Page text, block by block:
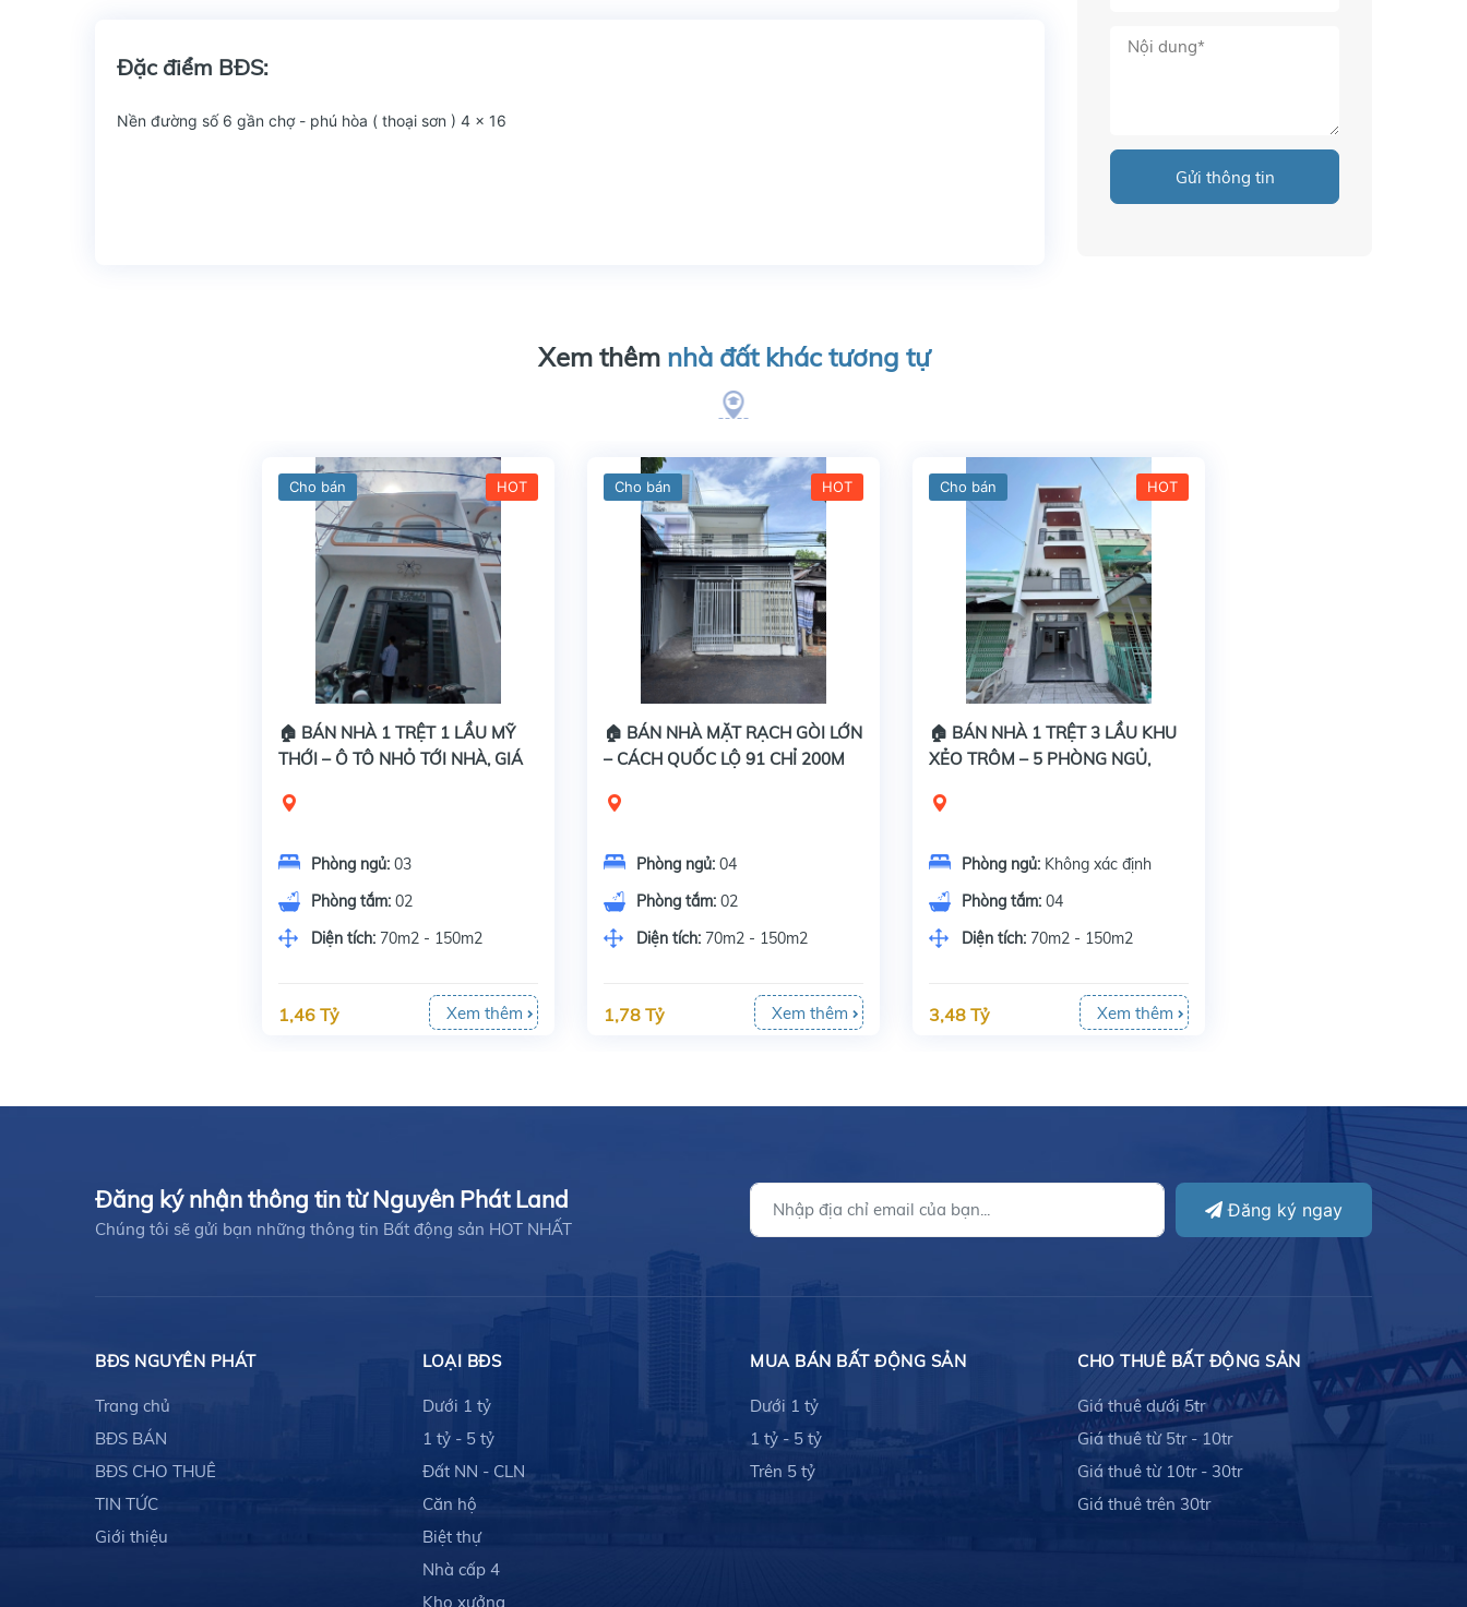
Đặc điểm BĐS:
Nền đường số 6 gần chợ - phú hòa ( thoại sơn ) 4 x 16
Gửi thông tin
Xem thêm nhà đất khác tương tự
Cho bán HOT
🏠 BÁN NHÀ 1 TRỆT 1 LẦU MỸ
THỚI – Ô TÔ NHỎ TỚI NHÀ, GIÁ
Phòng ngủ: 03
Phòng tắm: 02
Diện tích: 70m2 - 150m2
1,46 Tỷ Xem thêm
Cho bán HOT
🏠 BÁN NHÀ MẶT RẠCH GÒI LỚN
– CÁCH QUỐC LỘ 91 CHỈ 200M
Phòng ngủ: 04
Phòng tắm: 02
Diện tích: 70m2 - 150m2
1,78 Tỷ Xem thêm
Cho bán HOT
🏠 BÁN NHÀ 1 TRỆT 3 LẦU KHU
XẺO TRÔM – 5 PHÒNG NGỦ,
Phòng ngủ: Không xác định
Phòng tắm: 04
Diện tích: 70m2 - 150m2
3,48 Tỷ Xem thêm
Đăng ký nhận thông tin từ Nguyên Phát Land
Chúng tôi sẽ gửi bạn những thông tin Bất động sản HOT NHẤT
Đăng ký ngay
BĐS NGUYÊN PHÁT
Trang chủ
BĐS BÁN
BĐS CHO THUÊ
TIN TỨC
Giới thiệu
LOẠI BĐS
Dưới 1 tỷ
1 tỷ - 5 tỷ
Đất NN - CLN
Căn hộ
Biệt thự
Nhà cấp 4
Kho xưởng
MUA BÁN BẤT ĐỘNG SẢN
Dưới 1 tỷ
1 tỷ - 5 tỷ
Trên 5 tỷ
CHO THUÊ BẤT ĐỘNG SẢN
Giá thuê dưới 5tr
Giá thuê từ 5tr - 10tr
Giá thuê từ 10tr - 30tr
Giá thuê trên 30tr